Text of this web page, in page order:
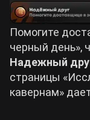
Помогите
черный день»,
Надежный
страницы
кавернам»